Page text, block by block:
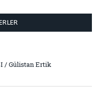
/ Gülistan Ertik